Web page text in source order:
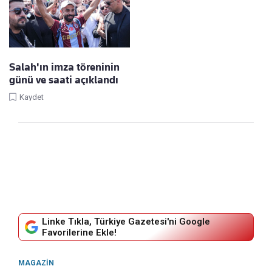
Salah'ın imza töreninin
günü ve saati açıklandı
Kaydet
Linke Tıkla, Türkiye Gazetesi'ni Google
Favorilerine Ekle!
MAGAZIN